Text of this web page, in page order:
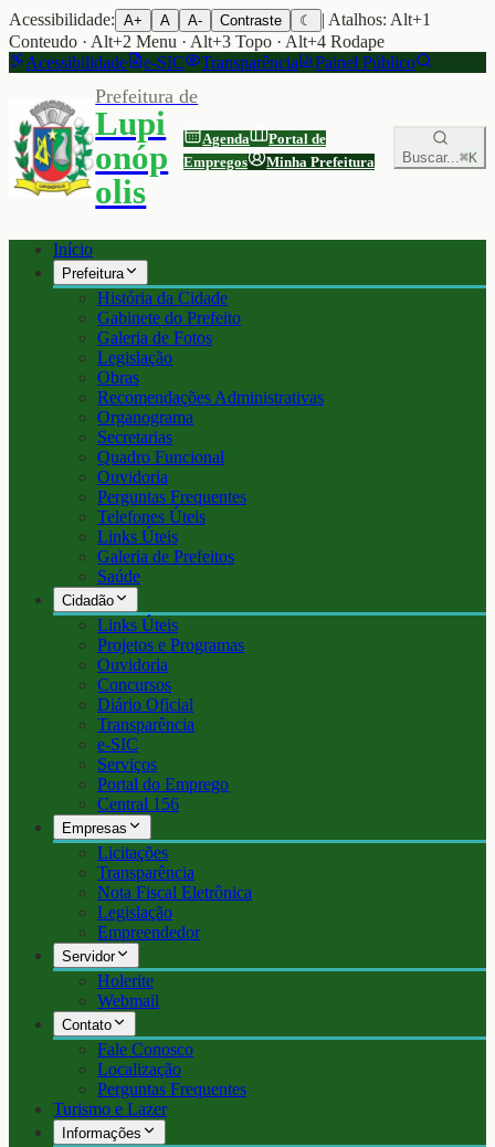
Acessibilidade: A+ A A- Contraste ☾
| Atalhos: Alt+1
Conteudo · Alt+2 Menu · Alt+3 Topo · Alt+4 Rodape
Acessibilidade
e-SIC Transparência Painel Público
Prefeitura de
Lupi
onóp
olis
Agenda
Portal de
Empregos
Minha Prefeitura Buscar...⌘K
Início
Prefeitura
História da Cidade
Gabinete do Prefeito
Galeria de Fotos
Legislação
Obras
Recomendações Administrativas
Organograma
Secretarias
Quadro Funcional
Ouvidoria
Perguntas Frequentes
Telefones Úteis
Links Úteis
Galeria de Prefeitos
Saúde
Cidadão
Links Úteis
Projetos e Programas
Ouvidoria
Concursos
Diário Oficial
Transparência
e-SIC
Serviços
Portal do Emprego
Central 156
Empresas
Licitações
Transparência
Nota Fiscal Eletrônica
Legislação
Empreendedor
Servidor
Holerite
Webmail
Contato
Fale Conosco
Localização
Perguntas Frequentes
Turismo e Lazer
Informações